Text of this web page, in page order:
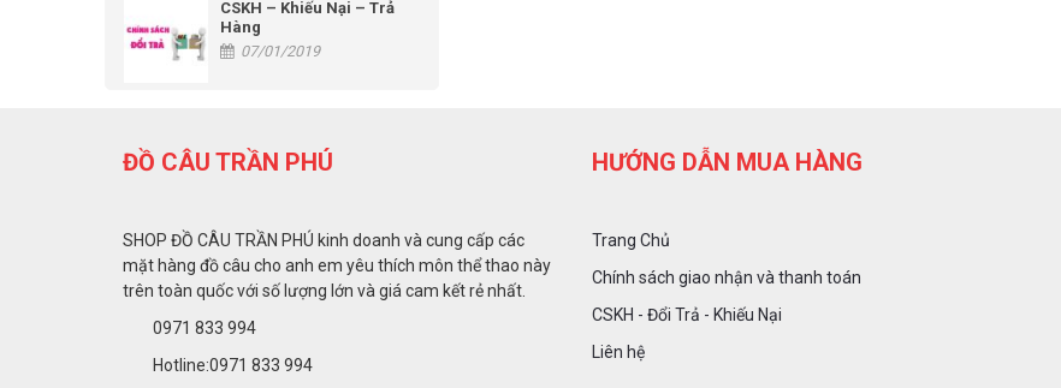
CSKH – Khiếu Nại – Trả
Hàng
07/01/2019
ĐỒ CÂU TRẦN PHÚ
SHOP ĐỒ CÂU TRẦN PHÚ kinh doanh và cung cấp các
mặt hàng đồ câu cho anh em yêu thích môn thể thao này
trên toàn quốc với số lượng lớn và giá cam kết rẻ nhất.
0971 833 994
Hotline:0971 833 994
HƯỚNG DẪN MUA HÀNG
Trang Chủ
Chính sách giao nhận và thanh toán
CSKH - Đổi Trả - Khiếu Nại
Liên hệ